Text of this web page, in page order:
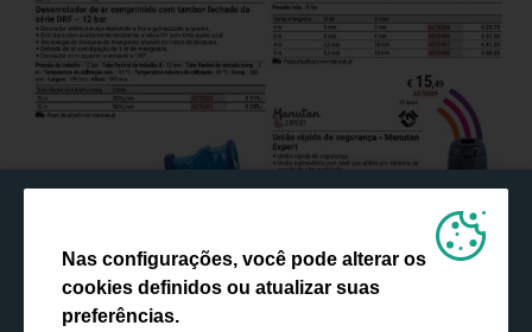
Nas configurações, você pode alterar os
cookies definidos ou atualizar suas
preferências.